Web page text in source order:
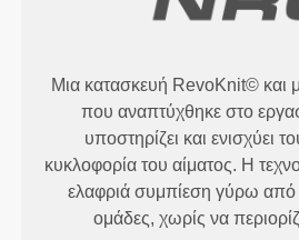
Μια κατασκευή RevoKnit© και
που αναπτύχθηκε στο
υποστηρίζει και ενισχύει
κυκλοφορία του αίματος. Η
ελαφριά συμπίεση γύρω από
ομάδες, χωρίς να